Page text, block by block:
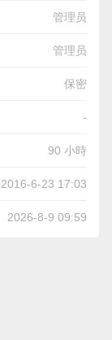
管理员
管理员
保密
-
90 小時
2016-6-23 17:03
2026-8-9 09:59